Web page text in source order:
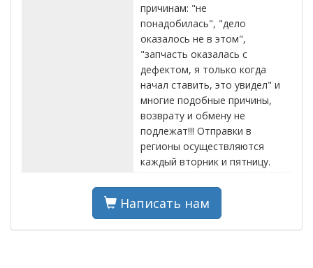
причинам: "не
понадобилась", "дело
оказалось не в этом",
"запчасть оказалась с
дефектом, я только когда
начал ставить, это увидел" и
многие подобные причины,
возврату и обмену не
подлежат!!! Отправки в
регионы осуществляются
каждый вторник и пятницу.
Написать нам